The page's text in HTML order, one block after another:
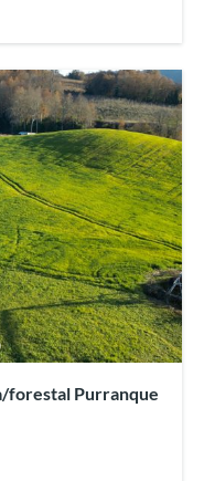
forestal Purranque